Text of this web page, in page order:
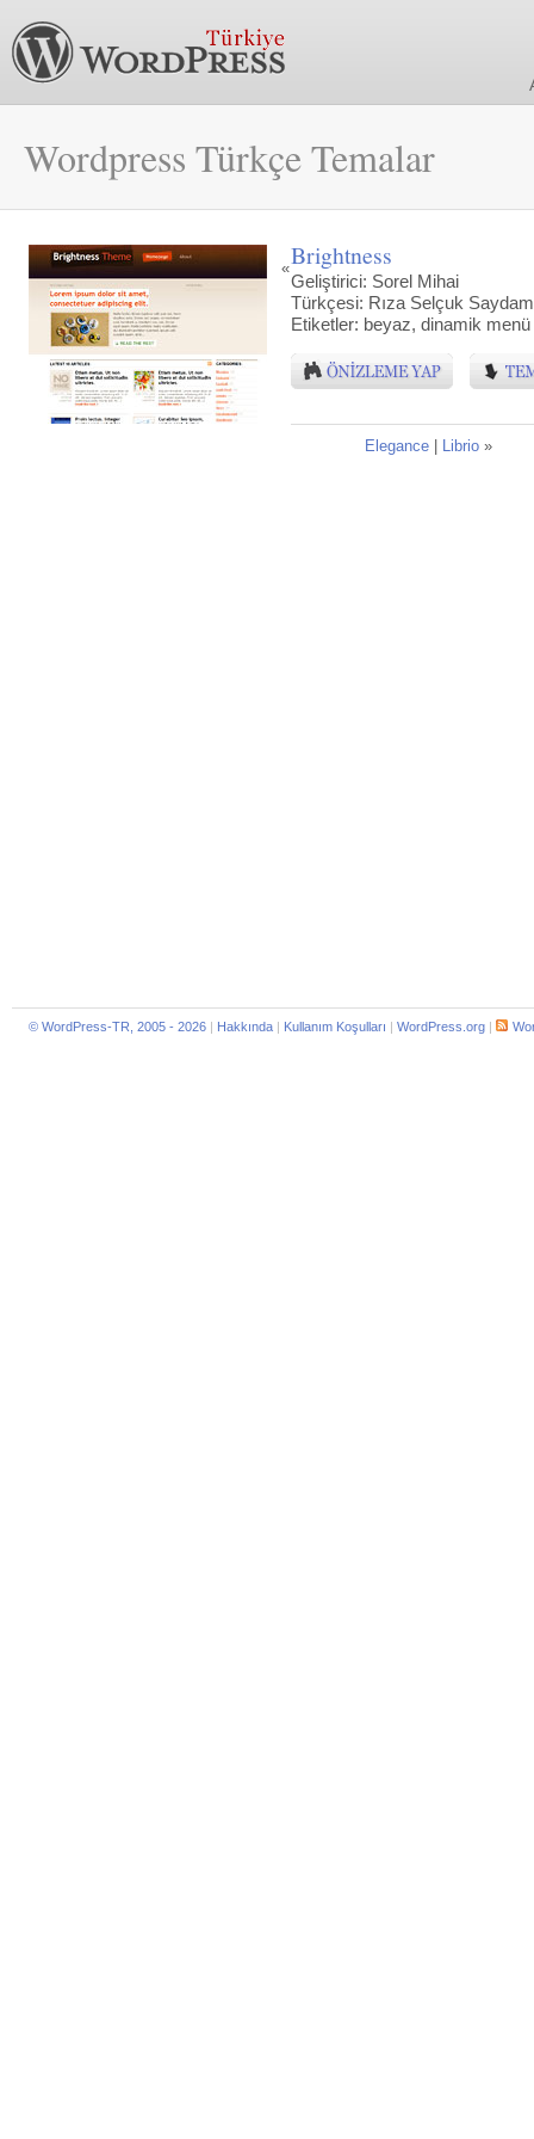
Wordpress Türkçe Temalar
Brightness
Geliştirici: Sorel Mihai
Türkçesi: Rıza Selçuk Saydam
Etiketler: beyaz, dinamik
«
Elegance| Librio»
© WordPress-TR, 2005 - 2026 | Hakkında | Kullanım Koşulları | WordPress.org |